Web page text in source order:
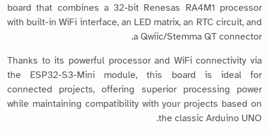
board that combines a 32-bit Renesas RA4M1 processor
with built-in WiFi interface, an LED matrix, an RTC circuit, and
a Qwiic/Stemma QT connector.
Thanks to its powerful processor and WiFi connectivity via
the ESP32-S3-Mini module, this board is ideal for
connected projects, offering superior processing power
while maintaining compatibility with your projects based on
the classic Arduino UNO.